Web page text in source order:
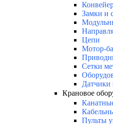
Замки и
Цепи
Мотор-
Сетки
Датчики
Крановое
Пульты